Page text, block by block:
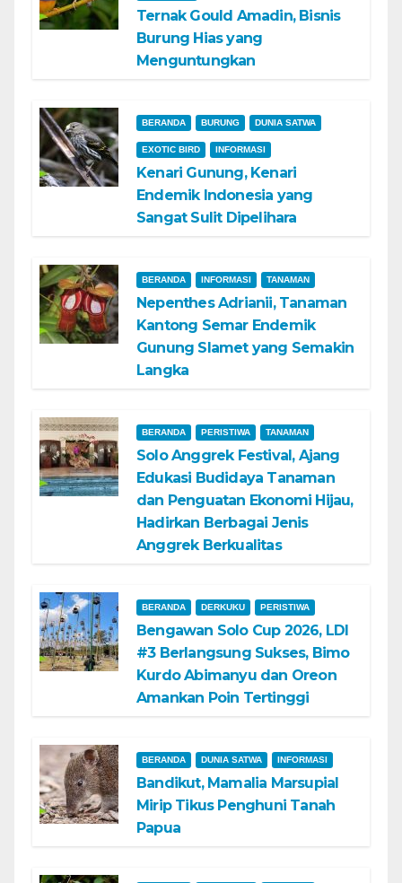
Ternak Gould Amadin, Bisnis
Burung Hias yang
Menguntungkan
BERANDA BURUNG DUNIA SATWA
EXOTIC BIRD INFORMASI
Kenari Gunung, Kenari
Endemik Indonesia yang
Sangat Sulit Dipelihara
BERANDA INFORMASI TANAMAN
Nepenthes Adrianii, Tanaman
Kantong Semar Endemik
Gunung Slamet yang Semakin
Langka
BERANDA PERISTIWA TANAMAN
Solo Anggrek Festival, Ajang
Edukasi Budidaya Tanaman
dan Penguatan Ekonomi Hijau,
Hadirkan Berbagai Jenis
Anggrek Berkualitas
BERANDA DERKUKU PERISTIWA
Bengawan Solo Cup 2026, LDI
#3 Berlangsung Sukses, Bimo
Kurdo Abimanyu dan Oreon
Amankan Poin Tertinggi
BERANDA DUNIA SATWA INFORMASI
Bandikut, Mamalia Marsupial
Mirip Tikus Penghuni Tanah
Papua